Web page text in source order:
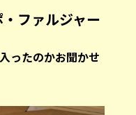
ファルジャー
入ったのかお聞かせ